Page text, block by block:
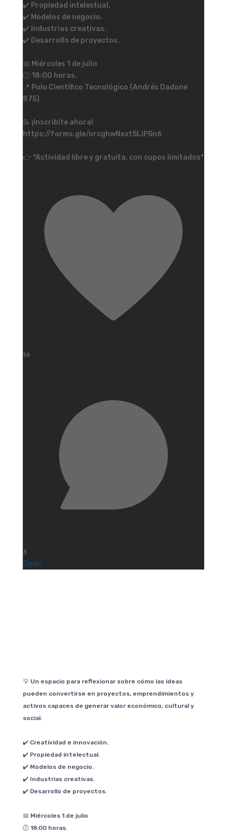
✔️ Propiedad intelectual.
✔️ Modelos de negocio.
✔️ Industrias creativas.
✔️ Desarrollo de proyectos.
📅 Miércoles 1 de julio
🕕 18:00 horas.
📍 Polo Científico Tecnológico (Andrés Dadone
875)
📝 ¡Inscribite ahora!
https://forms.gle/orcghwNxxtSLiPSn6
👉 *Actividad libre y gratuita, con cupos limitados*
16
3
Open
💡 Un espacio para reflexionar sobre cómo las ideas
pueden convertirse en proyectos, emprendimientos y
activos capaces de generar valor económico, cultural y
social.
✔️ Creatividad e innovación.
✔️ Propiedad intelectual.
✔️ Modelos de negocio.
✔️ Industrias creativas.
✔️ Desarrollo de proyectos.
📅 Miércoles 1 de julio
🕕 18:00 horas.